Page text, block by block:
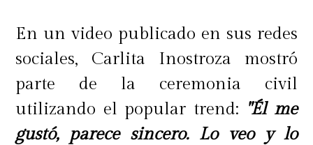
En un video publicado en sus redes
sociales, Carlita Inostroza mostró
parte de la ceremonia civil
utilizando el popular trend: "Él me
gustó, parece sincero. Lo veo y lo